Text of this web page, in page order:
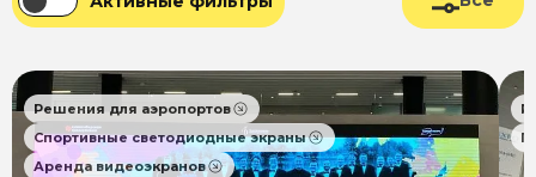
Решения для аэропортов
Спортивные светодиодные экраны
Аренда видеоэкранов